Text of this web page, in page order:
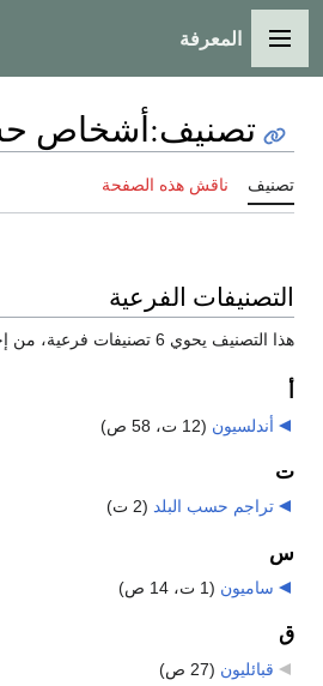
القائمة الرئيسية
المعرفة
تصنيف:أشخاص
تصنيف ناقش هذه الصفحة
التصنيفات الفرعية
هذا التصنيف يحوي 6 تصنيفات فرعية، من إجمالي 6.
أندلسيون (12 ت، 58 ص)
ت
تراجم حسب البلد (2 ت)
س
ساميون (1 ت، 14 ص)
ق
قبائليون (27 ص)